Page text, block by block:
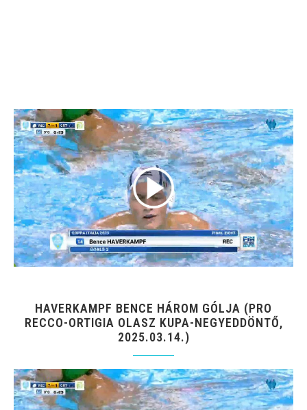
HAVERKAMPF BENCE HÁROM GÓLJA (PRO
RECCO-ORTIGIA OLASZ KUPA-NEGYEDDÖNTŐ,
2025.03.14.)